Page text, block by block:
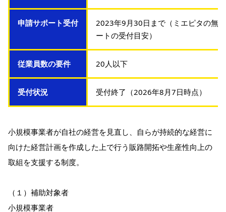
申請サポート受付
2023年9月30日まで（ミエピタの無
ートの受付目安）
従業員数の要件 20人以下
受付状況 受付終了（2026年8月7日時点）
小規模事業者が自社の経営を見直し、自らが持続的な経営に
向けた経営計画を作成した上で行う販路開拓や生産性向上の
取組を支援する制度。
（１）補助対象者
小規模事業者